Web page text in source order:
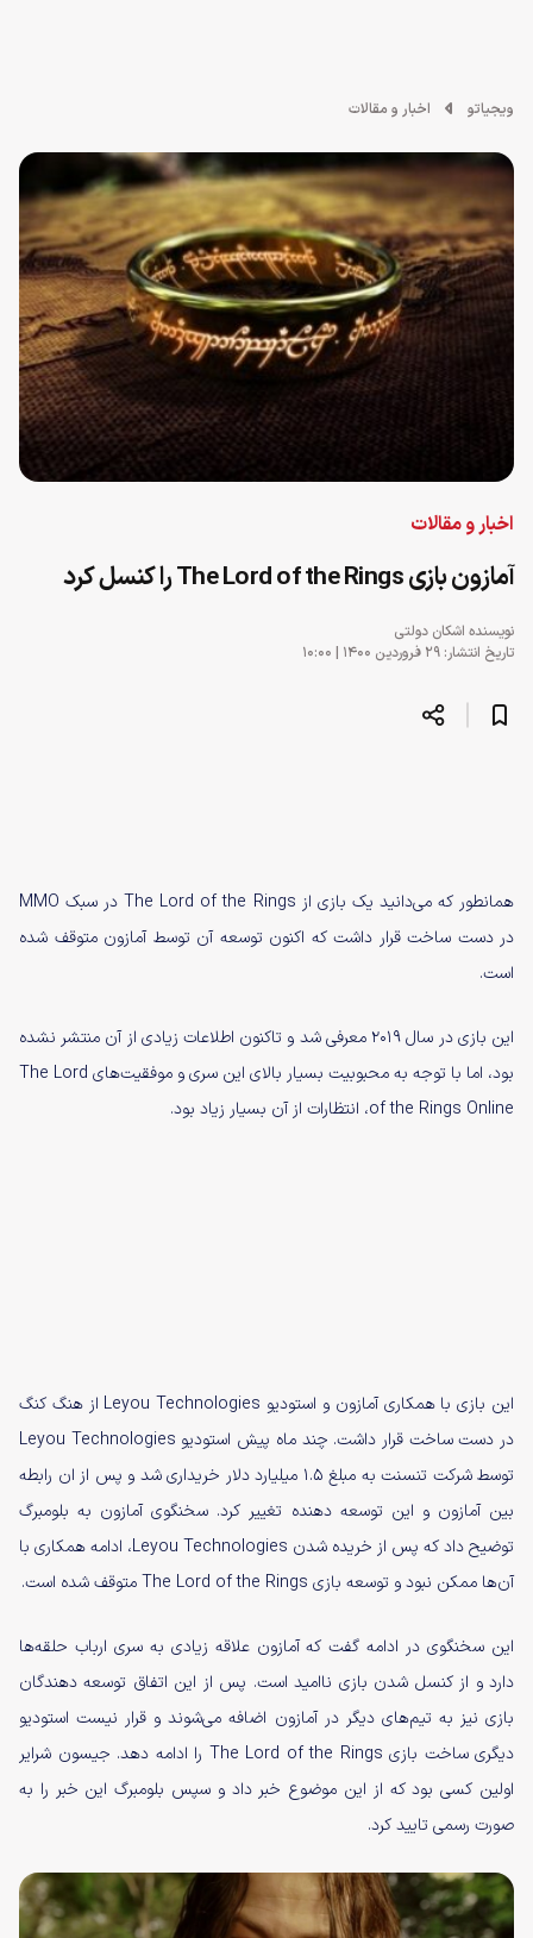
ویجیاتو اخبار و مقالات
اخبار و مقالات
آمازون بازی The Lord of the Rings را کنسل کرد
نویسنده اشکان دولتی
تاریخ انتشار: ۲۹ فروردین ۱۴۰۰ | ۱۰:۰۰
همانطور که می‌دانید یک بازی از The Lord of the Rings در سبک MMO
در دست ساخت قرار داشت که اکنون توسعه آن توسط آمازون متوقف شده
است.
این بازی در سال ۲۰۱۹ معرفی شد و تاکنون اطلاعات زیادی از آن منتشر نشده
بود، اما با توجه به محبوبیت بسیار بالای این سری و موفقیت‌های The Lord
of the Rings Online، انتظارات از آن بسیار زیاد بود.
این بازی با همکاری آمازون و استودیو Leyou Technologies از هنگ کنگ
در دست ساخت قرار داشت. چند ماه پیش استودیو Leyou Technologies
توسط شرکت تنسنت به مبلغ ۱.۵ میلیارد دلار خریداری شد و پس از ان رابطه
بین آمازون و این توسعه دهنده تغییر کرد. سخنگوی آمازون به بلومبرگ
توضیح داد که پس از خریده شدن Leyou Technologies، ادامه همکاری با
آن‌ها ممکن نبود و توسعه بازی The Lord of the Rings متوقف شده است.
این سخنگوی در ادامه گفت که آمازون علاقه زیادی به سری ارباب حلقه‌ها
دارد و از کنسل شدن بازی ناامید است. پس از این اتفاق توسعه دهندگان
بازی نیز به تیم‌‌های دیگر در آمازون اضافه می‌شوند و قرار نیست استودیو
دیگری ساخت بازی The Lord of the Rings را ادامه دهد. جیسون شرایر
اولین کسی بود که از این موضوع خبر داد و سپس بلومبرگ این خبر را به
صورت رسمی تایید کرد.